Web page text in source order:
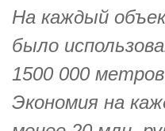
На каждый
было
1500 000
Экономия на